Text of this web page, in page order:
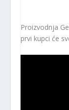
Proizvodnja
prvi kupci će